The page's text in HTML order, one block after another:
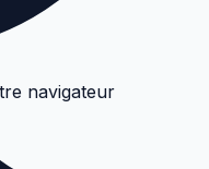
navigateur